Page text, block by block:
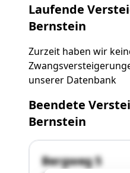
Laufende
Bernstein
Zurzeit haben wir
unserer Datenbank
Beendete
Bernstein
Bergweg 5